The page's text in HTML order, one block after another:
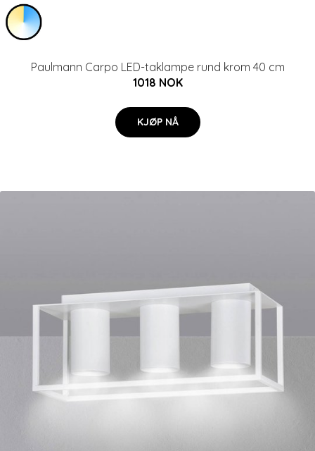
Paulmann Carpo LED-taklampe rund krom 40 cm
1018 NOK
KJØP NÅ